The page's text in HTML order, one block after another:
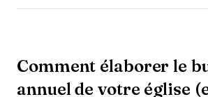
Comment élaborer le
annuel de votre église